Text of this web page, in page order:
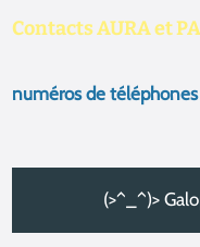
Contacts AURA et
numéros de
(>^_^)>